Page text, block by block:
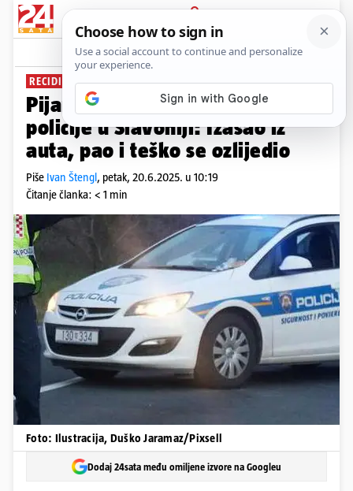
PRIJAVA
News Komentari
RECIDIVIST
Pijan i bez vozačke bježao od
policije u Slavoniji: Izašao iz
auta, pao i teško se ozlijedio
Piše Ivan Štengl, petak, 20.6.2025. u 10:19
Čitanje članka: < 1 min
Foto: Ilustracija, Duško Jaramaz/Pixsell
Dodaj 24sata među omiljene izvore na Googleu